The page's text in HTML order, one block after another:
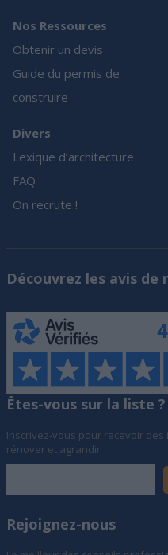
Nos Ressources
Obtenir un devis
Guide du permis de
construire
Divers
Lexique d’architecture
FAQ
On recrute !
Découvrez les avis de
Êtes-vous sur la liste ?
Inscrivez-vous pour recevoir
rénover et agrandir
Rejoignez-nous